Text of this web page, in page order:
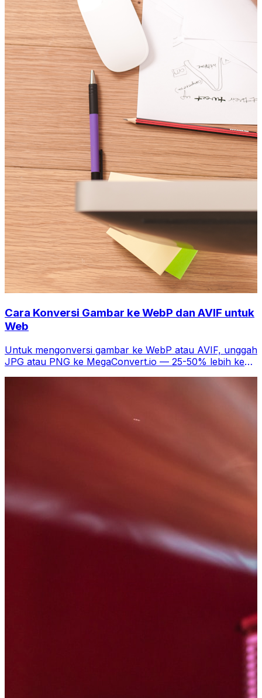
Cara Konversi Gambar ke WebP dan AVIF untuk
Web
Untuk mengonversi gambar ke WebP atau AVIF, unggah
JPG atau PNG ke MegaConvert.io — 25-50% lebih kecil